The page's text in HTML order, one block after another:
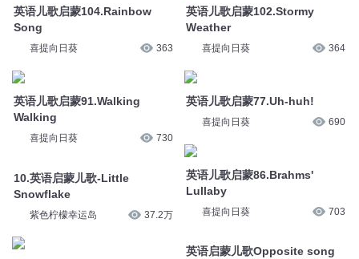
英语儿歌启蒙104.Rainbow
Song
喜提向日葵 363
英语儿歌启蒙91.Walking
Walking
喜提向日葵 730
10.英语启蒙儿歌-Little
Snowflake
紫色柠檬幸运岛 37.2万
英语儿歌启蒙102.Stormy
Weather
喜提向日葵 364
英语儿歌启蒙77.Uh-huh!
喜提向日葵 690
英语儿歌启蒙86.Brahms'
Lullaby
喜提向日葵 703
英语启蒙儿歌Opposite song